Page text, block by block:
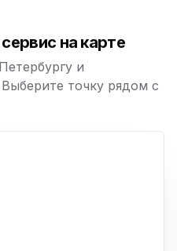
на карте
и
точку рядом с